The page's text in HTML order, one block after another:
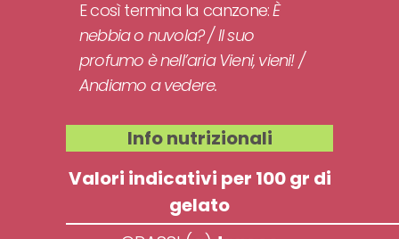
E così termina la canzone:È
nebbia o nuvola? / Il suo
profumo è nell’aria Vieni, vieni! /
Andiamo a vedere.
Info nutrizionali
Valori indicativi per 100 gr di
gelato